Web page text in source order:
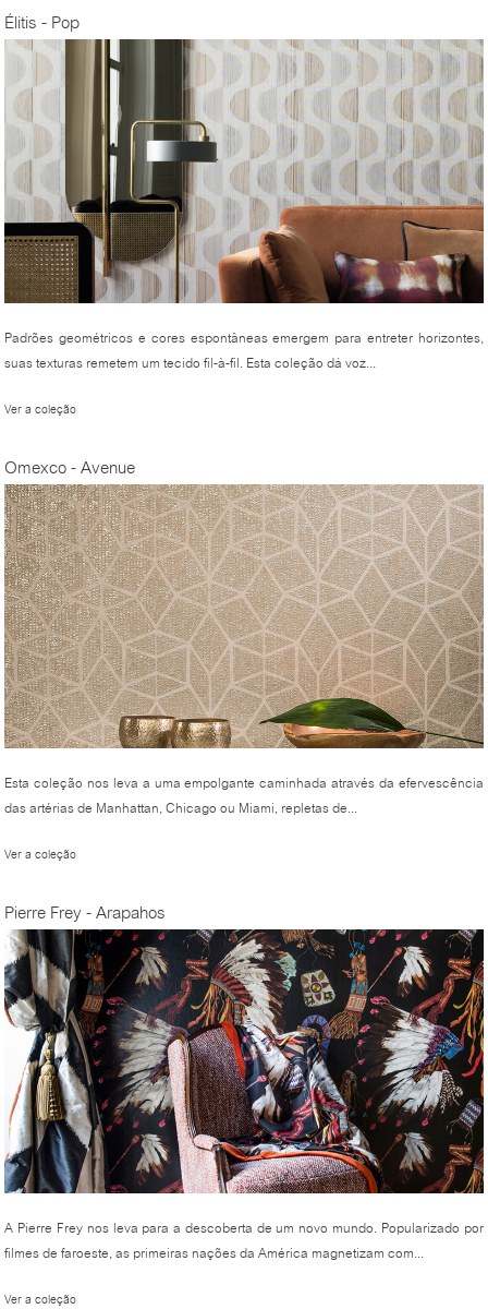
Élitis - Pop
Padrões geométricos e cores espontâneas emergem para entreter horizontes,
suas texturas remetem um tecido fil-à-fil. Esta coleção dá voz...
Ver a coleção
Omexco - Avenue
Esta coleção nos leva a uma empolgante caminhada através da efervescência
das artérias de Manhattan, Chicago ou Miami, repletas de...
Ver a coleção
Pierre Frey - Arapahos
A Pierre Frey nos leva para a descoberta de um novo mundo. Popularizado por
filmes de faroeste, as primeiras nações da América magnetizam com...
Ver a coleção